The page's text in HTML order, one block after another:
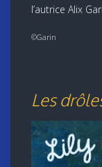
l’autrice Alix
©Garin
Les